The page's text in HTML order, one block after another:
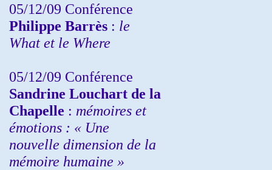
05/12/09 Conférence
Philippe Barrès : le
What et le Where
05/12/09 Conférence
Sandrine Louchart de la
Chapelle : mémoires et
émotions : « Une
nouvelle dimension de la
mémoire humaine »